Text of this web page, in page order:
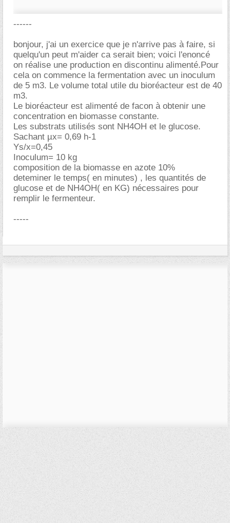
------
bonjour, j'ai un exercice que je n'arrive pas à faire, si
quelqu'un peut m'aider ca serait bien; voici l'enoncé
on réalise une production en discontinu alimenté.Pour
cela on commence la fermentation avec un inoculum
de 5 m3. Le volume total utile du bioréacteur est de 40
m3.
Le bioréacteur est alimenté de facon à obtenir une
concentration en biomasse constante.
Les substrats utilisés sont NH4OH et le glucose.
Sachant µx= 0,69 h-1
Ys/x=0,45
Inoculum= 10 kg
composition de la biomasse en azote 10%
deteminer le temps( en minutes) , les quantités de
glucose et de NH4OH( en KG) nécessaires pour
remplir le fermenteur.
-----